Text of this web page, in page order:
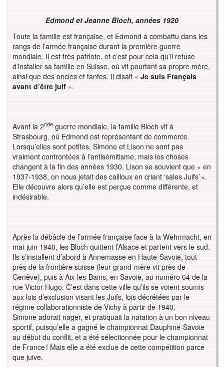
Edmond et Jeanne Bloch, années 1920
Toute la famille est française, et Edmond a combattu dans les
rangs de l’armée française durant la première guerre
mondiale. Il est très patriote, et c’est pour cela qu’il refuse
d’installer sa famille en Suisse, où vit pourtant sa propre mère,
ainsi que des oncles et tantes. Il disait « Je suis Français
avant d’être juif ».
Avant la 2nde guerre mondiale, la famille Bloch vit à
Strasbourg, où Edmond est représentant de commerce.
Lorsqu’elles sont petites, Simone et Lison ne sont pas
vraiment confrontées à l’antisémitisme, mais les choses
changent à la fin des années 1930. Lison se souvient que « en
1937-1938, on nous jetait des cailloux en criant ‘sales Juifs’ ».
Elle découvre alors qu’elle est perçue comme différente, et
indésirable.
Après la débâcle de l’armée française face à la Wehrmacht, en
mai-juin 1940, les Bloch quittent l’Alsace et partent vers le sud.
Ils s’installent d’abord à Annemasse en Haute-Savoie, tout
près de la frontière suisse (leur grand-mère vit près de
Genève), puis à Aix-les-Bains, en Savoie, au numéro 64 de la
rue Victor Hugo. C’est dans cette ville qu’ils se voient soumis
aux lois d’exclusion visant les Juifs, lois décrétées par le
régime collaborationniste de Vichy à partir de 1940.
Simone adorait nager, et pratiquait la natation à un bon niveau
sportif, puisqu’elle a gagné le championnat Dauphiné-Savoie
au début du conflit, et a été sélectionnée pour le championnat
de France ! Mais elle a été exclue de cette compétition parce
que juive.